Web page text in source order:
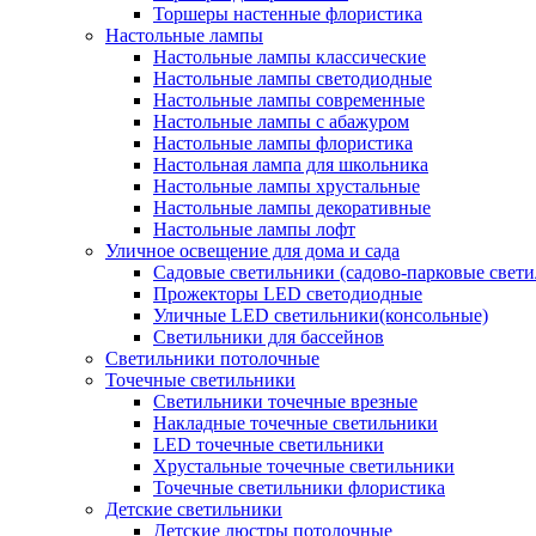
Торшеры настенные флористика
Настольные лампы
Настольные лампы классические
Настольные лампы светодиодные
Настольные лампы современные
Настольные лампы с абажуром
Настольные лампы флористика
Настольная лампа для школьника
Настольные лампы хрустальные
Настольные лампы декоративные
Настольные лампы лофт
Уличное освещение для дома и сада
Садовые светильники (садово-парковые
Прожекторы LED светодиодные
Уличные LED светильники(консольные)
Светильники для бассейнов
Светильники потолочные
Точечные светильники
Светильники точечные врезные
Накладные точечные светильники
LED точечные светильники
Хрустальные точечные светильники
Точечные светильники флористика
Детские светильники
Детские люстры потолочные